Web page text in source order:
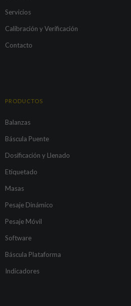
Servicios
Calibración y Verificación
Contacto
PRODUCTOS
Balanzas
Báscula Puente
Dosificación y Llenado
Etiquetado
Masas
Pesaje Dinámico
Pesaje Móvil
Software
Báscula Plataforma
Indicadores